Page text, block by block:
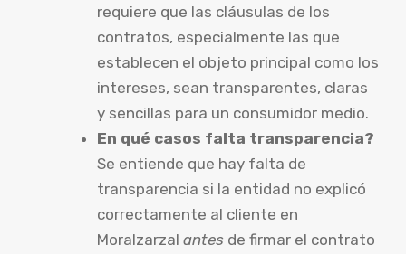
requiere que las cláusulas de los
contratos, especialmente las que
establecen el objeto principal como los
intereses, sean transparentes, claras
y sencillas para un consumidor medio.
En qué casos falta transparencia?
Se entiende que hay falta de
transparencia si la entidad no explicó
correctamente al cliente en
Moralzarzal antes de firmar el contrato